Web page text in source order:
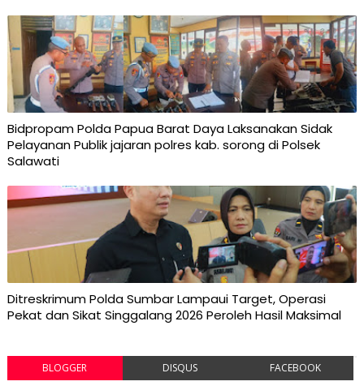
Bidpropam Polda Papua Barat Daya Laksanakan Sidak
Pelayanan Publik jajaran polres kab. sorong di Polsek
Salawati
Ditreskrimum Polda Sumbar Lampaui Target, Operasi
Pekat dan Sikat Singgalang 2026 Peroleh Hasil Maksimal
BLOGGER DISQUS FACEBOOK